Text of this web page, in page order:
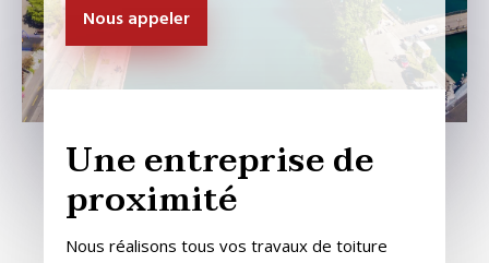
Nous appeler
Une entreprise de
proximité
Nous réalisons tous vos travaux de toiture